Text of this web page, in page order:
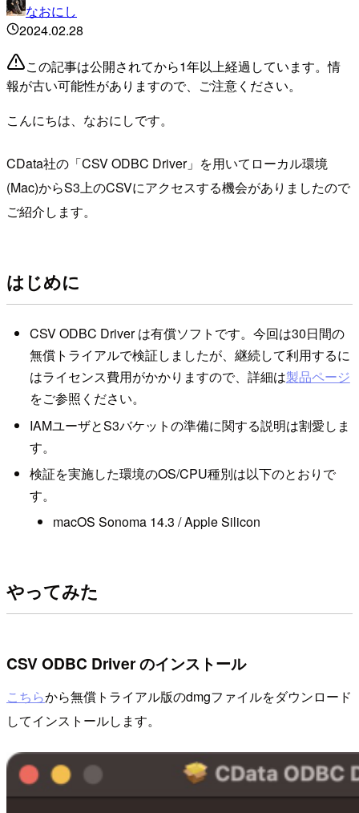
なおにし
2024.02.28
この記事は公開されてから1年以上経過しています。情
報が古い可能性がありますので、ご注意ください。
こんにちは、なおにしです。
CData社の「CSV ODBC Driver」を用いてローカル環境
(Mac)からS3上のCSVにアクセスする機会がありましたので
ご紹介します。
はじめに
CSV ODBC Driver は有償ソフトです。今回は30日間の
無償トライアルで検証しましたが、継続して利用するに
はライセンス費用がかかりますので、詳細は製品ページ
をご参照ください。
IAMユーザとS3バケットの準備に関する説明は割愛しま
す。
検証を実施した環境のOS/CPU種別は以下のとおりで
す。
macOS Sonoma 14.3 / Apple Silicon
やってみた
CSV ODBC Driver のインストール
こちらから無償トライアル版のdmgファイルをダウンロード
してインストールします。